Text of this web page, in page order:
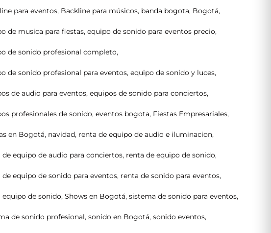
para eventos, Backline para músicos, banda bogota, Bogotá,
de musica para fiestas,equipo de sonido para eventos precio,
de sonido profesional completo,
de sonido profesional para eventos,equipo de sonido y luces,
de audio para eventos,equipos de sonido para conciertos,
profesionales de sonido,eventos bogota, Fiestas Empresariales,
en Bogotá, navidad, renta de equipo de audio e iluminacion,
de equipo de audio para conciertos, renta de equipo de sonido,
de equipo de sonido para eventos, renta de sonido para eventos,
equipo de sonido,Shows en Bogotá,sistema de sonido para eventos,
de sonido profesional,sonido en Bogotá,sonido eventos,